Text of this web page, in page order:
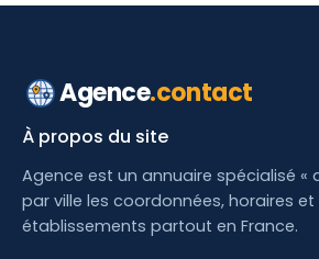
Agence.contact
À propos du site
Agence est un annuaire spécialisé «
par ville les coordonnées, horaires et
établissements partout en France.